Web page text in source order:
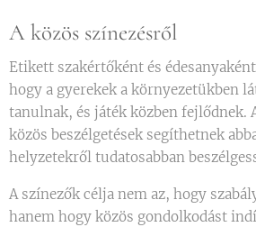
A közös színezésről
Etikett szakértőként és
hogy a gyerekek a környezetükben
tanulnak, és játék közben fejlődnek.
közös beszélgetések segíthetnek
helyzetekről tudatosabban
A színezők célja nem az, hogy
hanem hogy közös gondolkodást